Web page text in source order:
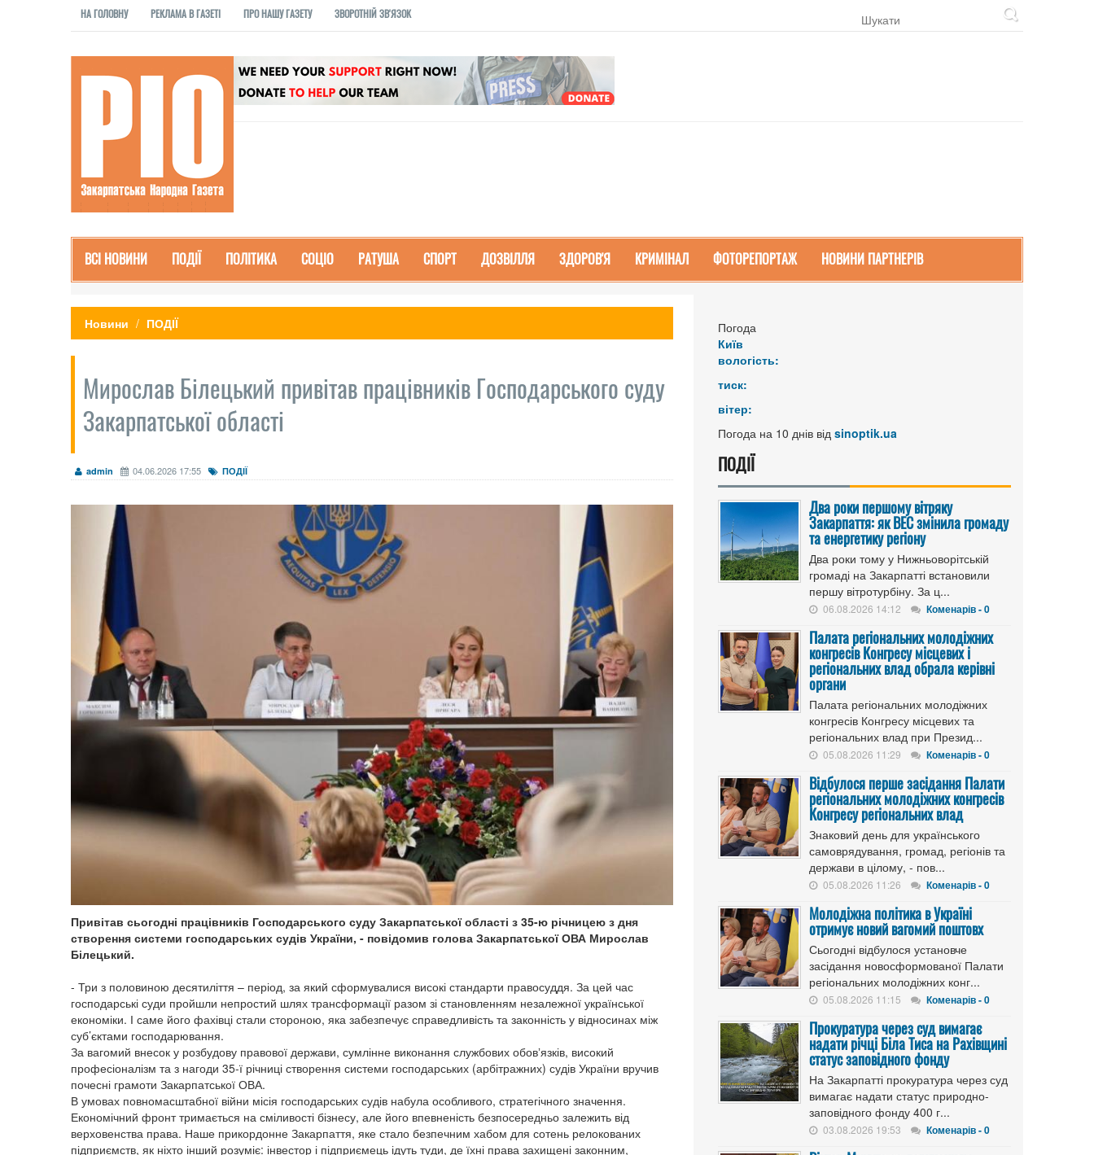
НА ГОЛОВНУ РЕКЛАМА В ГАЗЕТІ ПРО НАШУ ГАЗЕТУ ЗВОРОТНІЙ ЗВ'ЯЗОК
ВСІ НОВИНИ ПОДІЇ ПОЛІТИКА СОЦІО РАТУША СПОРТ ДОЗВІЛЛЯ ЗДОРОВ'Я КРИМІНАЛ ФОТОРЕПОРТАЖ НОВИНИ ПАРТНЕРІВ
Новини ПОДІЇ
Мирослав Білецький привітав працівників Господарського суду
Закарпатської області
admin 04.06.2026 17:55 ПОДІЇ
Привітав сьогодні працівників Господарського суду Закарпатської області з 35-ю річницею з дня
створення системи господарських судів України, - повідомив голова Закарпатської ОВА Мирослав
Білецький.
- Три з половиною десятиліття – період, за який сформувалися високі стандарти правосуддя. За цей час
господарські суди пройшли непростий шлях трансформації разом зі становленням незалежної української
економіки. І саме його фахівці стали стороною, яка забезпечує справедливість та законність у відносинах між
суб’єктами господарювання.
За вагомий внесок у розбудову правової держави, сумлінне виконання службових обовʼязків, високий
професіоналізм та з нагоди 35-ї річниці створення системи господарських (арбітражних) судів України вручив
почесні грамоти Закарпатської ОВА.
В умовах повномасштабної війни місія господарських судів набула особливого, стратегічного значення.
Економічний фронт тримається на сміливості бізнесу, але його впевненість безпосередньо залежить від
верховенства права. Наше прикордонне Закарпаття, яке стало безпечним хабом для сотень релокованих
підприємств, як ніхто інший розуміє: інвестор і підприємець ідуть туди, де їхні права захищені законним,
Погода
Київ
вологість:
тиск:
вітер:
Погода на 10 днів від sinoptik.ua
ПОДІЇ
Два роки першому вітряку
Закарпаття: як ВЕС змінила громаду
та енергетику регіону
Два роки тому у Нижньоворітській
громаді на Закарпатті встановили
першу вітротурбіну. За ц...
06.08.2026 14:12 Коменарів - 0
Палата регіональних молодіжних
конгресів Конгресу місцевих і
регіональних влад обрала керівні
органи
Палата регіональних молодіжних
конгресів Конгресу місцевих та
регіональних влад при Презид...
05.08.2026 11:29 Коменарів - 0
Відбулося перше засідання Палати
регіональних молодіжних конгресів
Конгресу регіональних влад
Знаковий день для українського
самоврядування, громад, регіонів та
держави в цілому, - пов...
05.08.2026 11:26 Коменарів - 0
Молодіжна політика в Україні
отримує новий вагомий поштовх
Сьогодні відбулося установче
засідання новосформованої Палати
регіональних молодіжних конг...
05.08.2026 11:15 Коменарів - 0
Прокуратура через суд вимагає
надати річці Біла Тиса на Рахівщині
статус заповідного фонду
На Закарпатті прокуратура через суд
вимагає надати статус природно-
заповідного фонду 400 г...
03.08.2026 19:53 Коменарів - 0